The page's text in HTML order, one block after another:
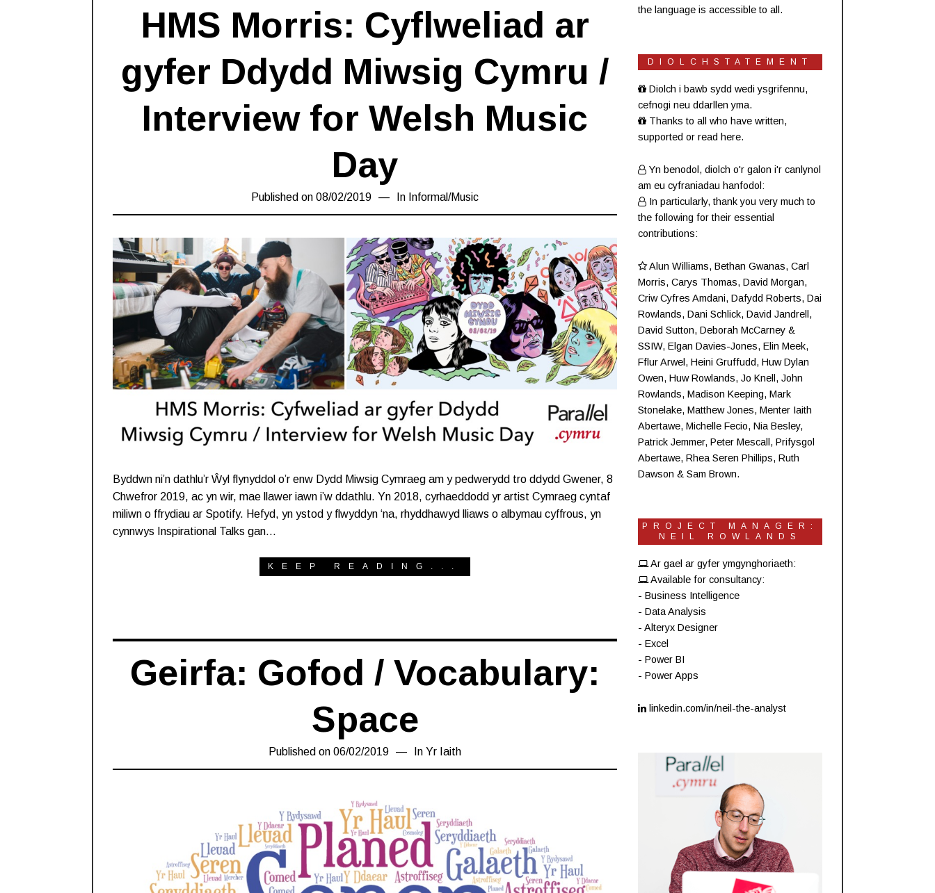
HMS Morris: Cyflweliad ar
gyfer Ddydd Miwsig Cymru /
Interview for Welsh Music
Day
Published on 08/02/2019 17/03/2019
In Informal/Music
Byddwn ni’n dathlu’r Ŵyl flynyddol o’r enw Dydd Miwsig Cymraeg am y pedwerydd tro ddydd Gwener, 8
Chwefror 2019, ac yn wir, mae llawer iawn i’w ddathlu. Yn 2018, cyrhaeddodd yr artist Cymraeg cyntaf
miliwn o ffrydiau ar Spotify. Hefyd, yn ystod y flwyddyn ‘na, rhyddhawyd lliaws o albymau cyffrous, yn
cynnwys Inspirational Talks gan…
KEEP READING...
Geirfa: Gofod / Vocabulary:
Space
Published on 06/02/2019 06/02/2019
In Yr Iaith
the language is accessible to all.
DIOLCHSTATEMENT
Diolch i bawb sydd wedi ysgrifennu,
cefnogi neu ddarllen yma.
Thanks to all who have written,
supported or read here.
Yn benodol, diolch o'r galon i'r canlynol
am eu cyfraniadau hanfodol:
In particularly, thank you very much to
the following for their essential
contributions:
Alun Williams, Bethan Gwanas, Carl
Morris, Carys Thomas, David Morgan,
CriwCyfres Amdani, Dafydd Roberts, Dai
Rowlands, Dani Schlick, David Jandrell ,
David Sutton, Deborah McCarney &
SSIW, Elgan Davies-Jones, Elin Meek,
Fflur Arwel, Heini Gruffudd, Huw Dylan
Owen, Huw Rowlands, Jo Knell , John
Rowlands, Madison Keeping, Mark
Stonelake, Matthew Jones, Menter Iaith
Abertawe, Michelle Fecio, Nia Besley,
Patrick Jemmer, Peter Mescall , Prifysgol
Abertawe, Rhea Seren Phillips, Ruth
Dawson & Sam Brown.
PROJECT MANAGER:
NEIL ROWLANDS
Ar gael ar gyfer ymgynghoriaeth:
Available for consultancy:
- Business Intelligence
- Data Analysis
- Alteryx Designer
- Excel
- Power BI
- Power Apps
linkedin.com/in/neil-the-analyst